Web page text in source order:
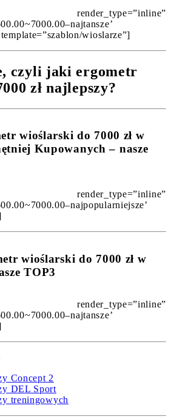
render_type=”inline”
template=”szablon/wioslarze”]
czyli jaki ergometr
zł najlepszy?
wioślarski do 7000 zł w
Kupowanych – nasze
render_type=”inline”
wioślarski do 7000 zł w
TOP3
render_type=”inline”
Concept 2
DEL Sport
treningowych